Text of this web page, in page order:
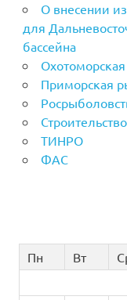
О внесении
для
бассейна
Приморская
ТИНРО
ФАС
Пн
Вт